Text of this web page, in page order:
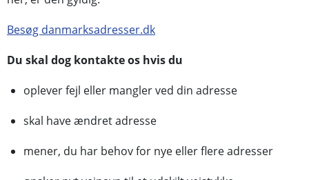
Besøg danmarksadresser.dk
Du skal dog kontakte os hvis du
oplever fejl eller mangler ved din adresse
skal have ændret adresse
mener, du har behov for nye eller flere adresser